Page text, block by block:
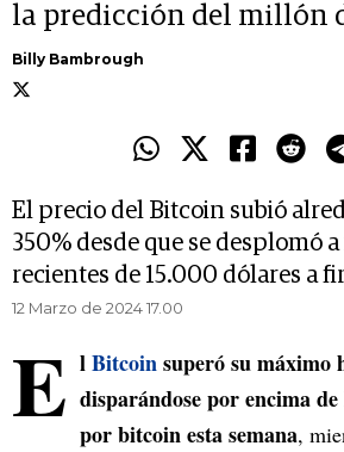
la predicción del millón
Billy Bambrough
El precio del Bitcoin subió
350% desde que se desplomó
recientes de 15.000 dólares a
12 Marzo de 2024 17.00
E lBitcoinsuperó su máximo
disparándose por encima
por bitcoin esta semana,